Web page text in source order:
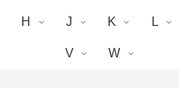
H J K L
V W